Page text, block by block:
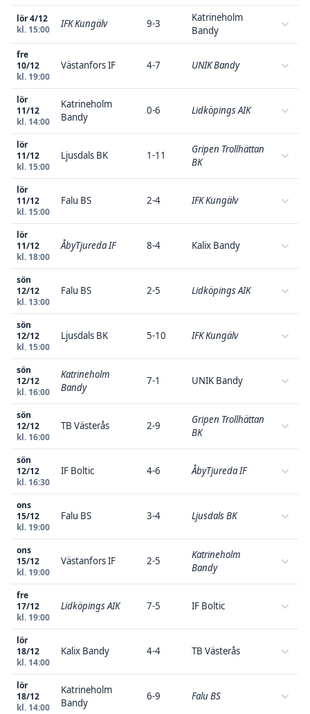
lör 4/12
kl. 15:00
IFK Kungälv 9-3
Katrineholm
Bandy
fre
10/12
kl. 19:00
Västanfors IF 4-7 UNIK Bandy
lör
11/12
kl. 14:00
Katrineholm
Bandy
0-6 Lidköpings AIK
lör
11/12
kl. 15:00
Ljusdals BK 1-11
Gripen Trollhättan
BK
lör
11/12
kl. 15:00
Falu BS 2-4 IFK Kungälv
lör
11/12
kl. 18:00
ÅbyTjureda IF 8-4 Kalix Bandy
sön
12/12
kl. 13:00
Falu BS 2-5 Lidköpings AIK
sön
12/12
kl. 15:00
Ljusdals BK 5-10 IFK Kungälv
sön
12/12
kl. 16:00
Katrineholm
Bandy
7-1 UNIK Bandy
sön
12/12
kl. 16:00
TB Västerås 2-9
Gripen Trollhättan
BK
sön
12/12
kl. 16:30
IF Boltic 4-6 ÅbyTjureda IF
ons
15/12
kl. 19:00
Falu BS 3-4 Ljusdals BK
ons
15/12
kl. 19:00
Västanfors IF 2-5
Katrineholm
Bandy
fre
17/12
kl. 19:00
Lidköpings AIK 7-5 IF Boltic
lör
18/12
kl. 14:00
Kalix Bandy 4-4 TB Västerås
lör
18/12
kl. 14:00
Katrineholm
Bandy
6-9 Falu BS